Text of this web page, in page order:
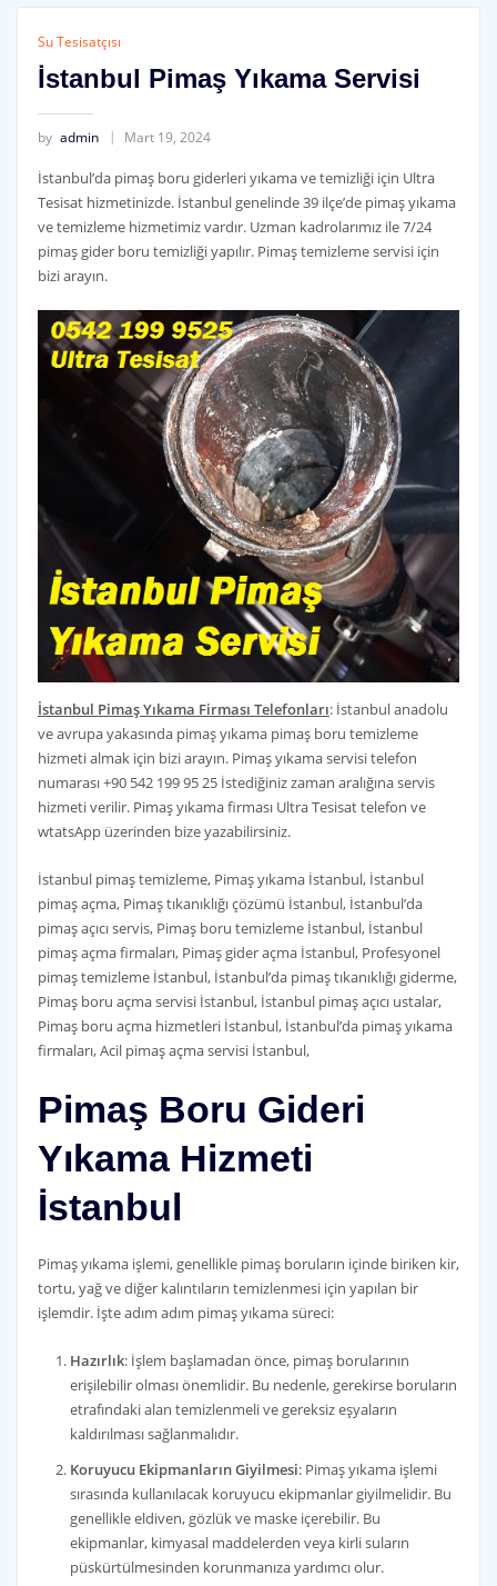
Su Tesisatçısı
İstanbul Pimaş Yıkama Servisi
by admin Mart 19, 2024
İstanbul’da pimaş boru giderleri yıkama ve temizliği için Ultra
Tesisat hizmetinizde. İstanbul genelinde 39 ilçe’de pimaş yıkama
ve temizleme hizmetimiz vardır. Uzman kadrolarımız ile 7/24
pimaş gider boru temizliği yapılır. Pimaş temizleme servisi için
bizi arayın.
İstanbul Pimaş Yıkama Firması Telefonları: İstanbul anadolu
ve avrupa yakasında pimaş yıkama pimaş boru temizleme
hizmeti almak için bizi arayın. Pimaş yıkama servisi telefon
numarası +90 542 199 95 25 İstediğiniz zaman aralığına servis
hizmeti verilir. Pimaş yıkama firması Ultra Tesisat telefon ve
wtatsApp üzerinden bize yazabilirsiniz.
İstanbul pimaş temizleme, Pimaş yıkama İstanbul, İstanbul
pimaş açma, Pimaş tıkanıklığı çözümü İstanbul, İstanbul’da
pimaş açıcı servis, Pimaş boru temizleme İstanbul, İstanbul
pimaş açma firmaları, Pimaş gider açma İstanbul, Profesyonel
pimaş temizleme İstanbul, İstanbul’da pimaş tıkanıklığı giderme,
Pimaş boru açma servisi İstanbul, İstanbul pimaş açıcı ustalar,
Pimaş boru açma hizmetleri İstanbul, İstanbul’da pimaş yıkama
firmaları, Acil pimaş açma servisi İstanbul,
Pimaş Boru Gideri
Yıkama Hizmeti
İstanbul
Pimaş yıkama işlemi, genellikle pimaş boruların içinde biriken kir,
tortu, yağ ve diğer kalıntıların temizlenmesi için yapılan bir
işlemdir. İşte adım adım pimaş yıkama süreci:
Hazırlık: İşlem başlamadan önce, pimaş borularının
erişilebilir olması önemlidir. Bu nedenle, gerekirse boruların
etrafındaki alan temizlenmeli ve gereksiz eşyaların
kaldırılması sağlanmalıdır.
Koruyucu Ekipmanların Giyilmesi: Pimaş yıkama işlemi
sırasında kullanılacak koruyucu ekipmanlar giyilmelidir. Bu
genellikle eldiven, gözlük ve maske içerebilir. Bu
ekipmanlar, kimyasal maddelerden veya kirli suların
püskürtülmesinden korunmanıza yardımcı olur.